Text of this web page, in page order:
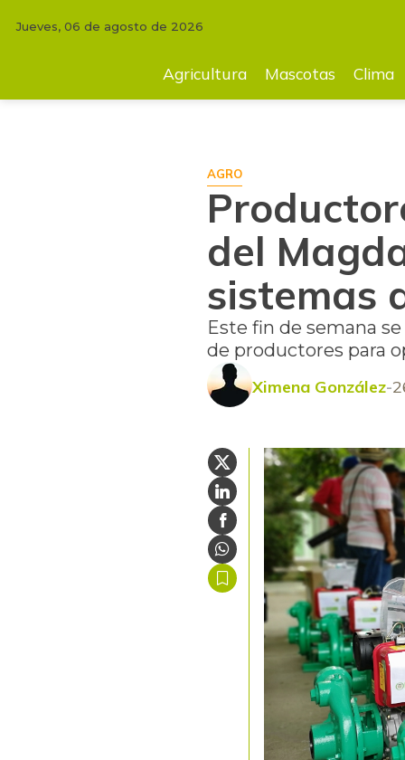
Productores de cooperativas bananeras del
Jueves, 06 de agosto de 2026
Agricultura Mascotas Clima
AGRO
del
sistemas
Este fin de semana
de productores para
Ximena González